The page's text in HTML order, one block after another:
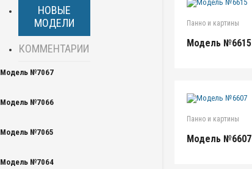
НОВЫЕ
МОДЕЛИ
КОММЕНТАРИИ
Модель №7067
Модель №7066
Модель №7065
Модель №7064
Панно и картины
Модель №6615
Панно и картины
Модель №6607